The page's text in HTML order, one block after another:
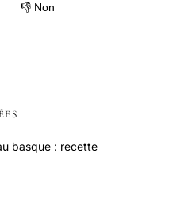
👎 Non
basque : recette